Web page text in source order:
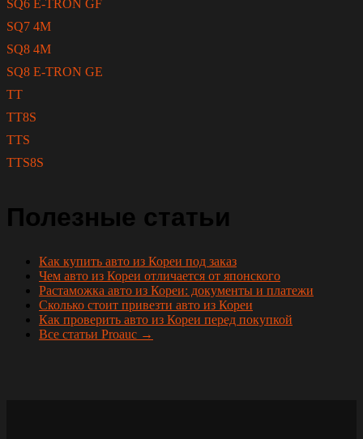
SQ6 E-TRON GF
SQ7 4M
SQ8 4M
SQ8 E-TRON GE
TT
TT8S
TTS
TTS8S
Полезные статьи
Как купить авто из Кореи под заказ
Чем авто из Кореи отличается от японского
Растаможка авто из Кореи: документы и платежи
Сколько стоит привезти авто из Кореи
Как проверить авто из Кореи перед покупкой
Все статьи Proauc →